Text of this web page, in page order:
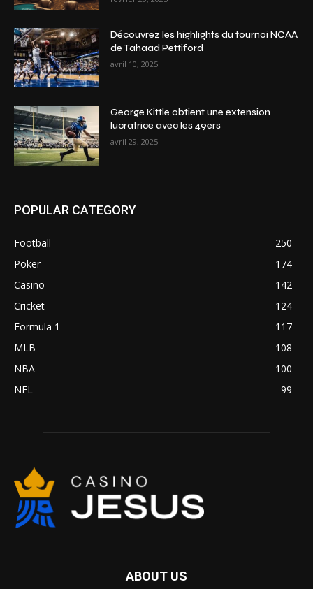
Découvrez les highlights du tournoi NCAA
de Tahaad Pettiford
avril 10, 2025
George Kittle obtient une extension
lucratrice avec les 49ers
avril 29, 2025
POPULAR CATEGORY
Football
250
Poker
174
Casino
142
Cricket
124
Formula 1
117
MLB
108
NBA
100
NFL
99
ABOUT US